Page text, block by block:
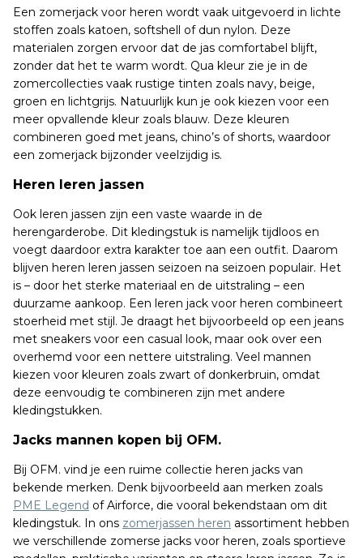
Een zomerjack voor heren wordt vaak uitgevoerd in lichte
stoffen zoals katoen, softshell of dun nylon. Deze
materialen zorgen ervoor dat de jas comfortabel blijft,
zonder dat het te warm wordt. Qua kleur zie je in de
zomercollecties vaak rustige tinten zoals navy, beige,
groen en lichtgrijs. Natuurlijk kun je ook kiezen voor een
meer opvallende kleur zoals blauw. Deze kleuren
combineren goed met jeans, chino’s of shorts, waardoor
een zomerjack bijzonder veelzijdig is.
Heren leren jassen
Ook leren jassen zijn een vaste waarde in de
herengarderobe. Dit kledingstuk is namelijk tijdloos en
voegt daardoor extra karakter toe aan een outfit. Daarom
blijven heren leren jassen seizoen na seizoen populair. Het
is – door het sterke materiaal en de uitstraling – een
duurzame aankoop. Een leren jack voor heren combineert
stoerheid met stijl. Je draagt het bijvoorbeeld op een jeans
met sneakers voor een casual look, maar ook over een
overhemd voor een nettere uitstraling. Veel mannen
kiezen voor kleuren zoals zwart of donkerbruin, omdat
deze eenvoudig te combineren zijn met andere
kledingstukken.
Jacks mannen kopen bij OFM.
Bij OFM. vind je een ruime collectie heren jacks van
bekende merken. Denk bijvoorbeeld aan merken zoals
PME Legend of Airforce, die vooral bekendstaan om dit
kledingstuk. In ons zomerjassen heren assortiment hebben
we verschillende zomerse jacks voor heren, zoals sportieve